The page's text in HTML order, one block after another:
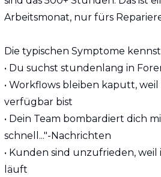
Arbeitsmonat, nur fürs
Die typischen Symptome
• Du suchst stundenlang in
• Workflows bleiben kaputt,
verfügbar bist
• Dein Team bombardiert dich
schnell..."-Nachrichten
• Kunden sind unzufrieden,
läuft